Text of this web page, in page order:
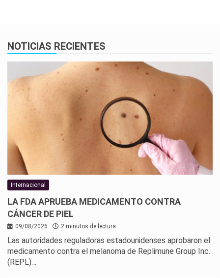
NOTICIAS RECIENTES
Internacional
LA FDA APRUEBA MEDICAMENTO CONTRA
CÁNCER DE PIEL
09/08/2026 2 minutos de lectura
Las autoridades reguladoras estadounidenses aprobaron el
medicamento contra el melanoma de Replimune Group Inc.
(REPL)…